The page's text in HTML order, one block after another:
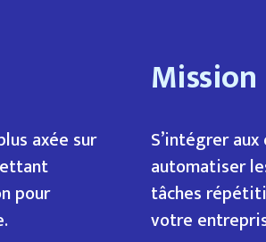
axée sur
pour
Mission
S’intégrer
automatiser
tâches
votre